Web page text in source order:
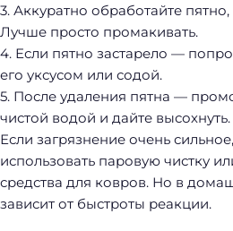
3. Аккуратно обработайте пятно,
Лучше просто промакивать.
4. Если пятно застарело —
его уксусом или содой.
5. После удаления пятна —
чистой водой и дайте высохнуть.
Если загрязнение очень
использовать паровую чистку
средства для ковров. Но в
зависит от быстроты реакции.